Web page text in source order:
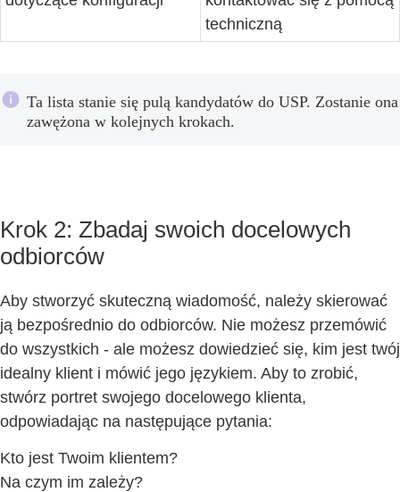
techniczną
Ta lista stanie się pulą kandydatów do USP. Zostanie ona
zawężona w kolejnych krokach.
Krok 2: Zbadaj swoich docelowych
odbiorców
Aby stworzyć skuteczną wiadomość, należy skierować
ją bezpośrednio do odbiorców. Nie możesz przemówić
do wszystkich - ale możesz dowiedzieć się, kim jest twój
idealny klient i mówić jego językiem. Aby to zrobić,
stwórz portret swojego docelowego klienta,
odpowiadając na następujące pytania:
Kto jest Twoim klientem?
Na czym im zależy?